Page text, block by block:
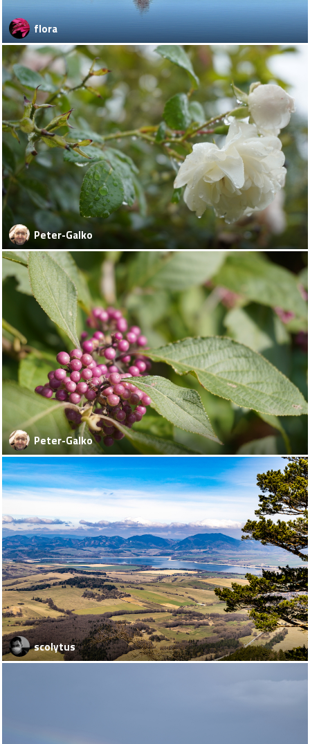
flora
Peter-Galko
Peter-Galko
scolytus